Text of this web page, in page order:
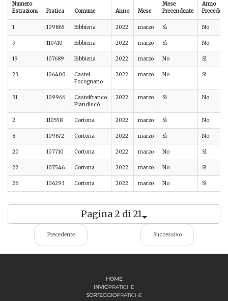
Numero
Estrazioni
Pratica Comune Anno Mese
Mese
Precendente
Anno
1 109865 Bibbiena 2022 marzo Sì No
9 110410 Bibbiena 2022 marzo Sì No
19 107689 Bibbiena 2022 marzo No Sì
23 106400
Castel
Focognano
2022 marzo No Sì
31 109966
Castelfranco
Piandiscò
2022 marzo Sì No
2 110558 Cortona 2022 marzo Sì No
8 109672 Cortona 2022 marzo Sì No
20 107710 Cortona 2022 marzo No Sì
22 107546 Cortona 2022 marzo No Sì
26 106293 Cortona 2022 marzo No Sì
Pagina 2 di 21
Precedente Successivo
HOME
INVIOPRATICHE
SORTEGGIOPRATICHE